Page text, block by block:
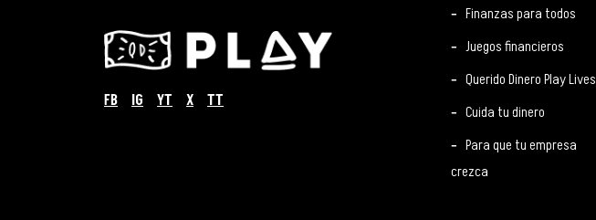
FB IG YT X TT
Finanzas para todos
Juegos financieros
Querido Dinero Play Lives
Cuida tu dinero
Para que tu empresa
crezca